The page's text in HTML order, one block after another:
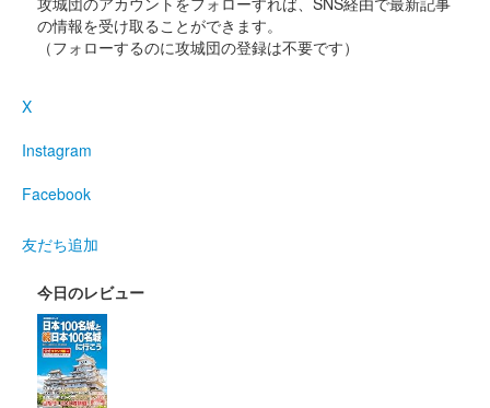
の情報を受け取ることができます。
（フォローするのに攻城団の登録は不要です）
X
Instagram
Facebook
友だち追加
今日のレビュー